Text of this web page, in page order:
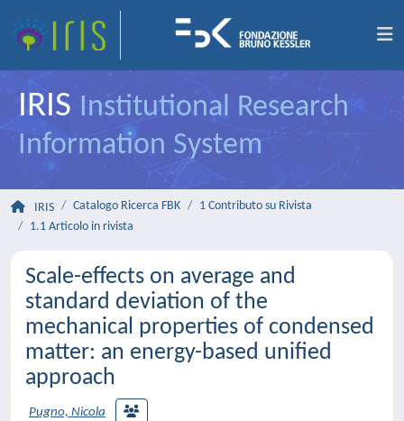
IRIS Institutional Research
Information System
IRIS Catalogo Ricerca FBK
1 Contributo su Rivista
1.1 Articolo in rivista
Scale-effects on average and
standard deviation of the
mechanical properties of condensed
matter: an energy-based unified
approach
Pugno, Nicola